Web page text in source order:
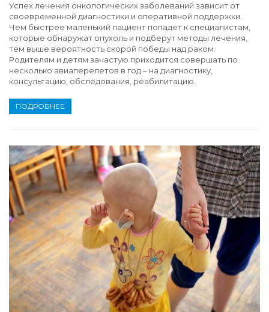
Успех лечения онкологических заболеваний зависит от
своевременной диагностики и оперативной поддержки.
Чем быстрее маленький пациент попадет к специалистам,
которые обнаружат опухоль и подберут методы лечения,
тем выше вероятность скорой победы над раком.
Родителям и детям зачастую приходится совершать по
несколько авиаперелетов в год – на диагностику,
консультацию, обследования, реабилитацию.
ПОДРОБНЕЕ